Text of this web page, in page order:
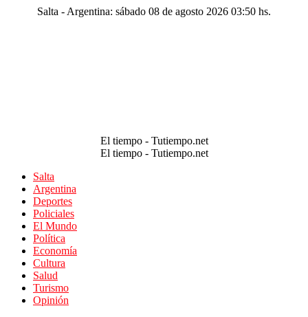
Salta - Argentina: sábado 08 de agosto 2026 03:50 hs.
El tiempo - Tutiempo.net
El tiempo - Tutiempo.net
Salta
Argentina
Deportes
Policiales
El Mundo
Política
Economía
Cultura
Salud
Turismo
Opinión